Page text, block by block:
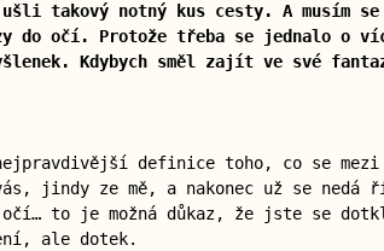
takový notný kus cesty. A
do očí. Protože třeba se jednalo o
myšlenek. Kdybych směl zajít ve
definice toho, co se mezi
jindy ze mě, a nakonec už se
to je možná důkaz, že jste se
ale dotek.